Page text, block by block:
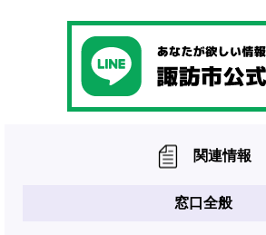
関連情報
窓口全般